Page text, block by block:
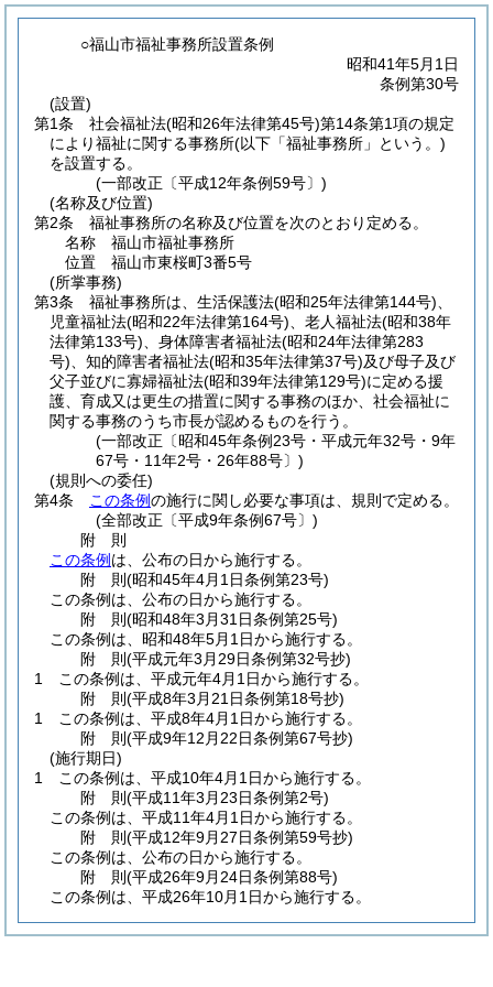
○福山市福祉事務所設置条例
昭和41年5月1日
条例第30号
(設置)
第1条
社会福祉法(昭和26年法律第45号)第14条第1項の規定
により福祉に関する事務所(以下「福祉事務所」という。)
を設置する。
(一部改正〔平成12年条例59号〕)
(名称及び位置)
第2条
福祉事務所の名称及び位置を次のとおり定める。
名称 福山市福祉事務所
位置 福山市東桜町3番5号
(所掌事務)
第3条
福祉事務所は、生活保護法(昭和25年法律第144号)
児童福祉法(昭和22年法律第164号) 、老人福祉法(昭和38年
法律第133号) 、身体障害者福祉法(昭和24年法律第283
号) 、知的障害者福祉法(昭和35年法律第37号)及び母子及び
父子並びに寡婦福祉法(昭和39年法律第129号)に定める援
護、育成又は更生の措置に関する事務のほか、社会福祉に
関する事務のうち市長が認めるものを行う。
(一部改正〔昭和45年条例23号・平成元年32号・9年
67号・11年2号・26年88号〕)
(規則への委任)
第4条
この条例の施行に関し必要な事項は、規則で定める。
(全部改正〔平成9年条例67号〕)
附 則
この条例 は、公布の日から施行する。
附 則(昭和45年4月1日条例第23号)
この条例は、公布の日から施行する。
附 則(昭和48年3月31日条例第25号)
この条例は、昭和48年5月1日から施行する。
附 則(平成元年3月29日条例第32号抄)
1
この条例は、平成元年4月1日から施行する。
附 則(平成8年3月21日条例第18号抄)
1
この条例は、平成8年4月1日から施行する。
附 則(平成9年12月22日条例第67号抄)
(施行期日)
1
この条例は、平成10年4月1日から施行する。
附 則(平成11年3月23日条例第2号)
この条例は、平成11年4月1日から施行する。
附 則(平成12年9月27日条例第59号抄)
この条例は、公布の日から施行する。
附 則(平成26年9月24日条例第88号)
この条例は、平成26年10月1日から施行する。